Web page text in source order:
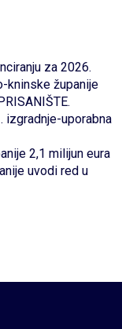
za 2026.
kninske županije
izgradnje-uporabna
2,1 milijun eura
uvodi red u